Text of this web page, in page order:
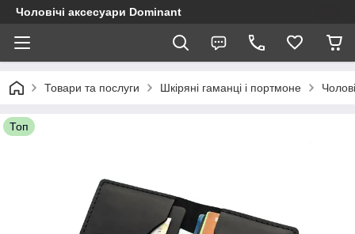
Чоловічі аксесуари Dominant
Товари та послуги Шкіряні гаманці і портмоне
Топ